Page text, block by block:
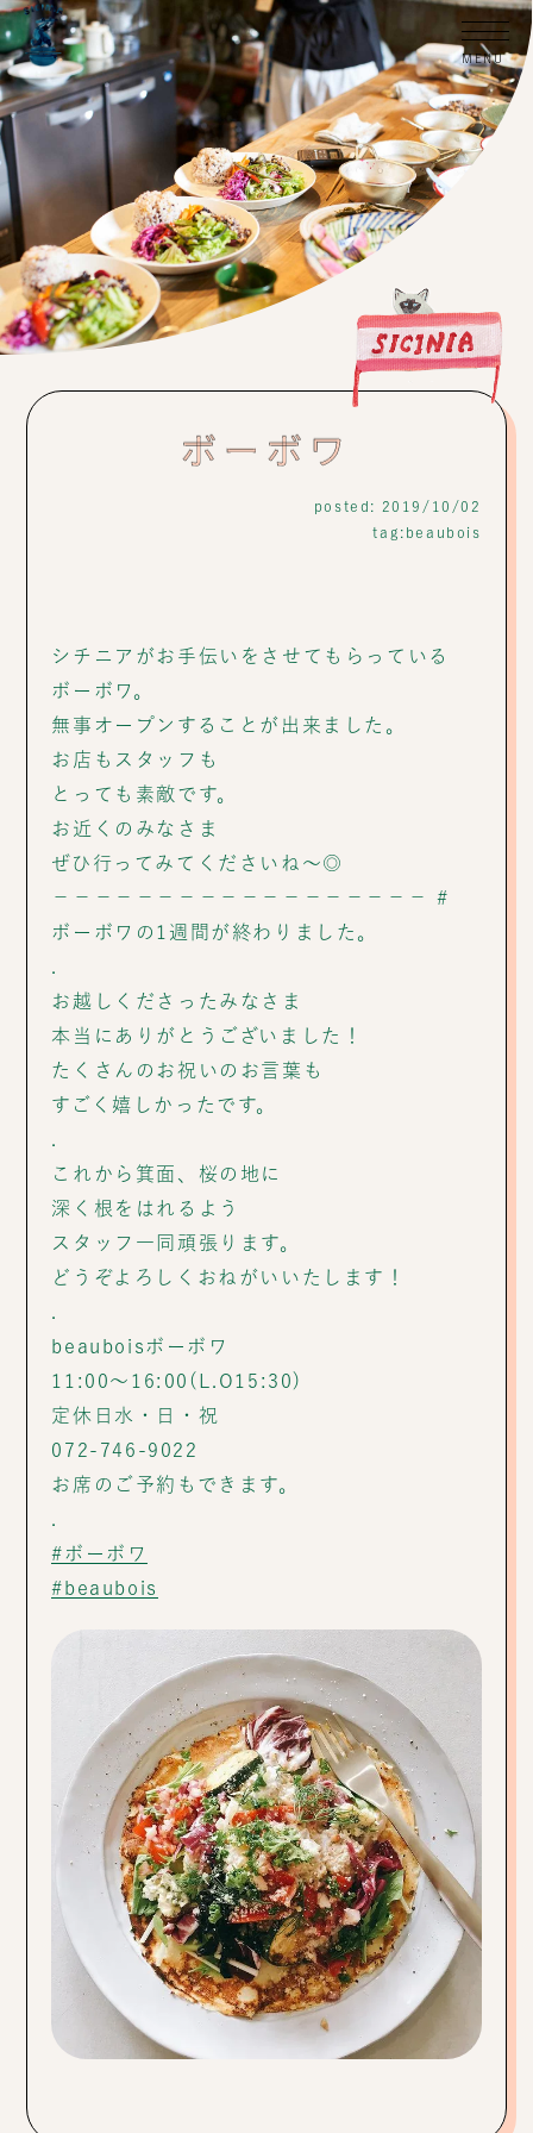
ボーボワ
posted: 2019/10/02
tag: beaubois
シチニアがお手伝いをさせてもらっている
ボーボワ。
無事オープンすることが出来ました。
お店もスタッフも
とっても素敵です。
お近くのみなさま
ぜひ行ってみてくださいね〜◎
－－－－－－－－－－－－－－－－－－ #
ボーボワの1週間が終わりました。
.
お越しくださったみなさま
本当にありがとうございました！
たくさんのお祝いのお言葉も
すごく嬉しかったです。
.
これから箕面、桜の地に
深く根をはれるよう
スタッフ一同頑張ります。
どうぞよろしくおねがいいたします！
.
beauboisボーボワ
11:00〜16:00(L.O15:30)
定休日水・日・祝
072-746-9022
お席のご予約もできます。
.
#ボーボワ
#beaubois